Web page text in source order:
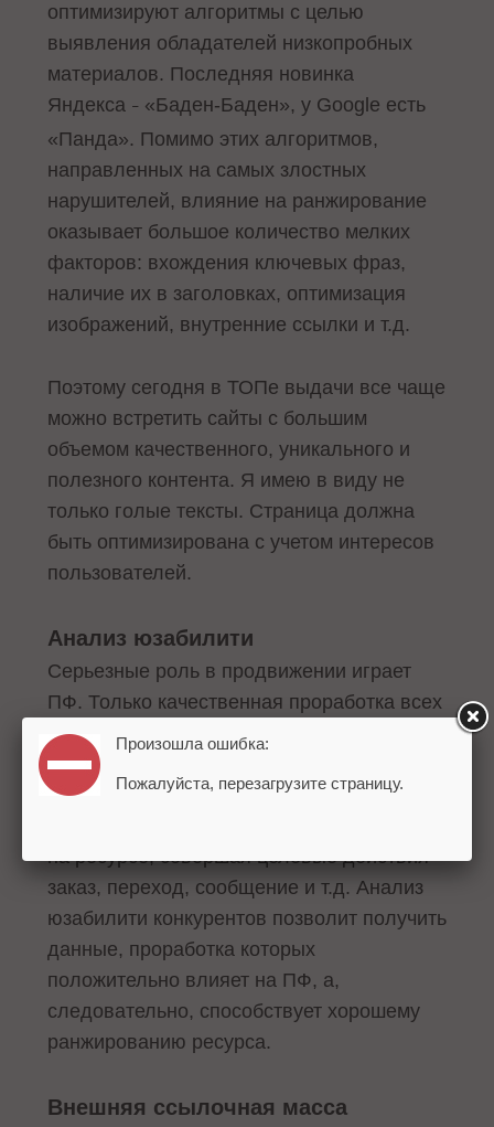
оптимизируют алгоритмы с целью
выявления обладателей низкопробных
материалов. Последняя новинка
Яндекса – «Баден-Баден», у Google есть
«Панда». Помимо этих алгоритмов,
направленных на самых злостных
нарушителей, влияние на ранжирование
оказывает большое количество мелких
факторов: вхождения ключевых фраз,
наличие их в заголовках, оптимизация
изображений, внутренние ссылки и т.д.
Поэтому сегодня в ТОПе выдачи все чаще
можно встретить сайты с большим
объемом качественного, уникального и
полезного контента. Я имею в виду не
только голые тексты. Страница должна
быть оптимизирована с учетом интересов
пользователей.
Анализ юзабилити
Серьезные роль в продвижении играет
ПФ. Только качественная проработка всех
перечисленных направлений позволит
достичь результата. Нужно четко
понимать, какие элементы сайта помогают
на ресурсе, совершая целевые действия –
заказ, переход, сообщение и т.д. Анализ
юзабилити конкурентов позволит получить
данные, проработка которых
положительно влияет на ПФ, а,
следовательно, способствует хорошему
ранжированию ресурса.
Внешняя ссылочная масса
Произошла ошибка:
Пожалуйста, перезагрузите страницу.